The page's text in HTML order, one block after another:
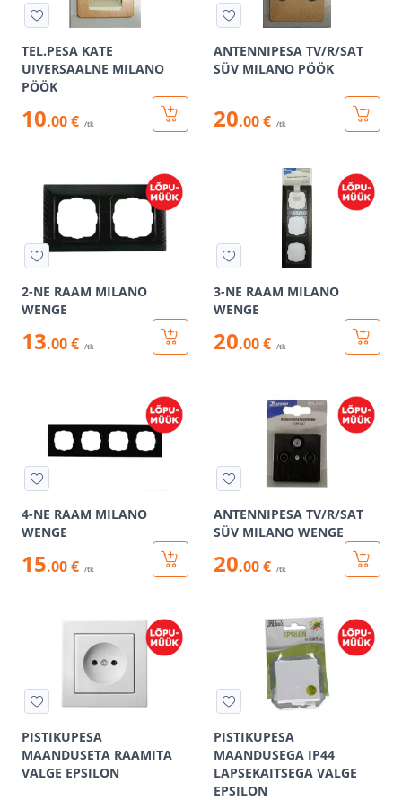
TEL.PESA KATE
UIVERSAALNE MILANO
PÖÖK
10.00 € /tk
ANTENNIPESA TV/R/SAT
SÜV MILANO PÖÖK
20.00 € /tk
2-NE RAAM MILANO
WENGE
13.00 € /tk
3-NE RAAM MILANO
WENGE
20.00 € /tk
4-NE RAAM MILANO
WENGE
15.00 € /tk
ANTENNIPESA TV/R/SAT
SÜV MILANO WENGE
20.00 € /tk
PISTIKUPESA
MAANDUSETA RAAMITA
VALGE EPSILON
PISTIKUPESA
MAANDUSEGA IP44
LAPSEKAITSEGA VALGE
EPSILON